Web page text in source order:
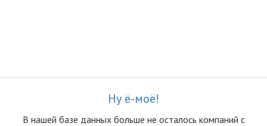
Ну ё-моё!
В нашей базе данных больше не осталоcь компаний с